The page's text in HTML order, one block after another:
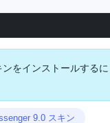
をインストールするに
9.0 スキン